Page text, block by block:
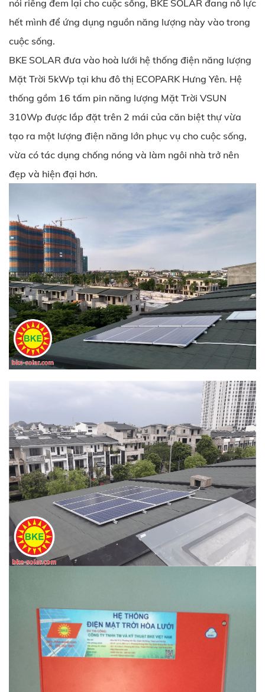
nói riêng đem lại cho cuộc sống, BKE SOLAR đang nỗ lực
hết mình để ứng dụng nguồn năng lượng này vào trong
cuộc sống.
BKE SOLAR đưa vào hoà lưới hệ thống điện năng lượng
Mặt Trời 5kWp tại khu đô thị ECOPARK Hưng Yên. Hệ
thống gồm 16 tấm pin năng lượng Mặt Trời VSUN
310Wp được lắp đặt trên 2 mái của căn biệt thự vừa
tạo ra một lượng điện năng lớn phục vụ cho cuộc sống,
vừa có tác dụng chống nóng và làm ngôi nhà trở nên
đẹp và hiện đại hơn.